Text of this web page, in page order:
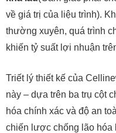
về giá trị của liệu trình).
thường xuyên, quá trình
khiến tỷ suất lợi nhuận
Triết lý thiết kế của
này – dựa trên ba trụ cột
hóa chính xác và độ an
chiến lược chống lão